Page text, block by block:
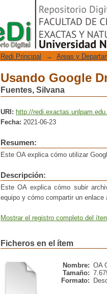
Usando Google
Repositorio Digital
Redi Principal → Areas y
Usando Google
Fuentes, Silvana
URI: http://
Fecha: 2021-06-23
Resumen:
Este OA explica cómo utilizar
Descripción:
Este OA explica cómo subir
equipo y cómo compartir un enlace
Mostrar el registro completo del
Ficheros en el ítem
Nombre: OA
Tamaño:
Formato: